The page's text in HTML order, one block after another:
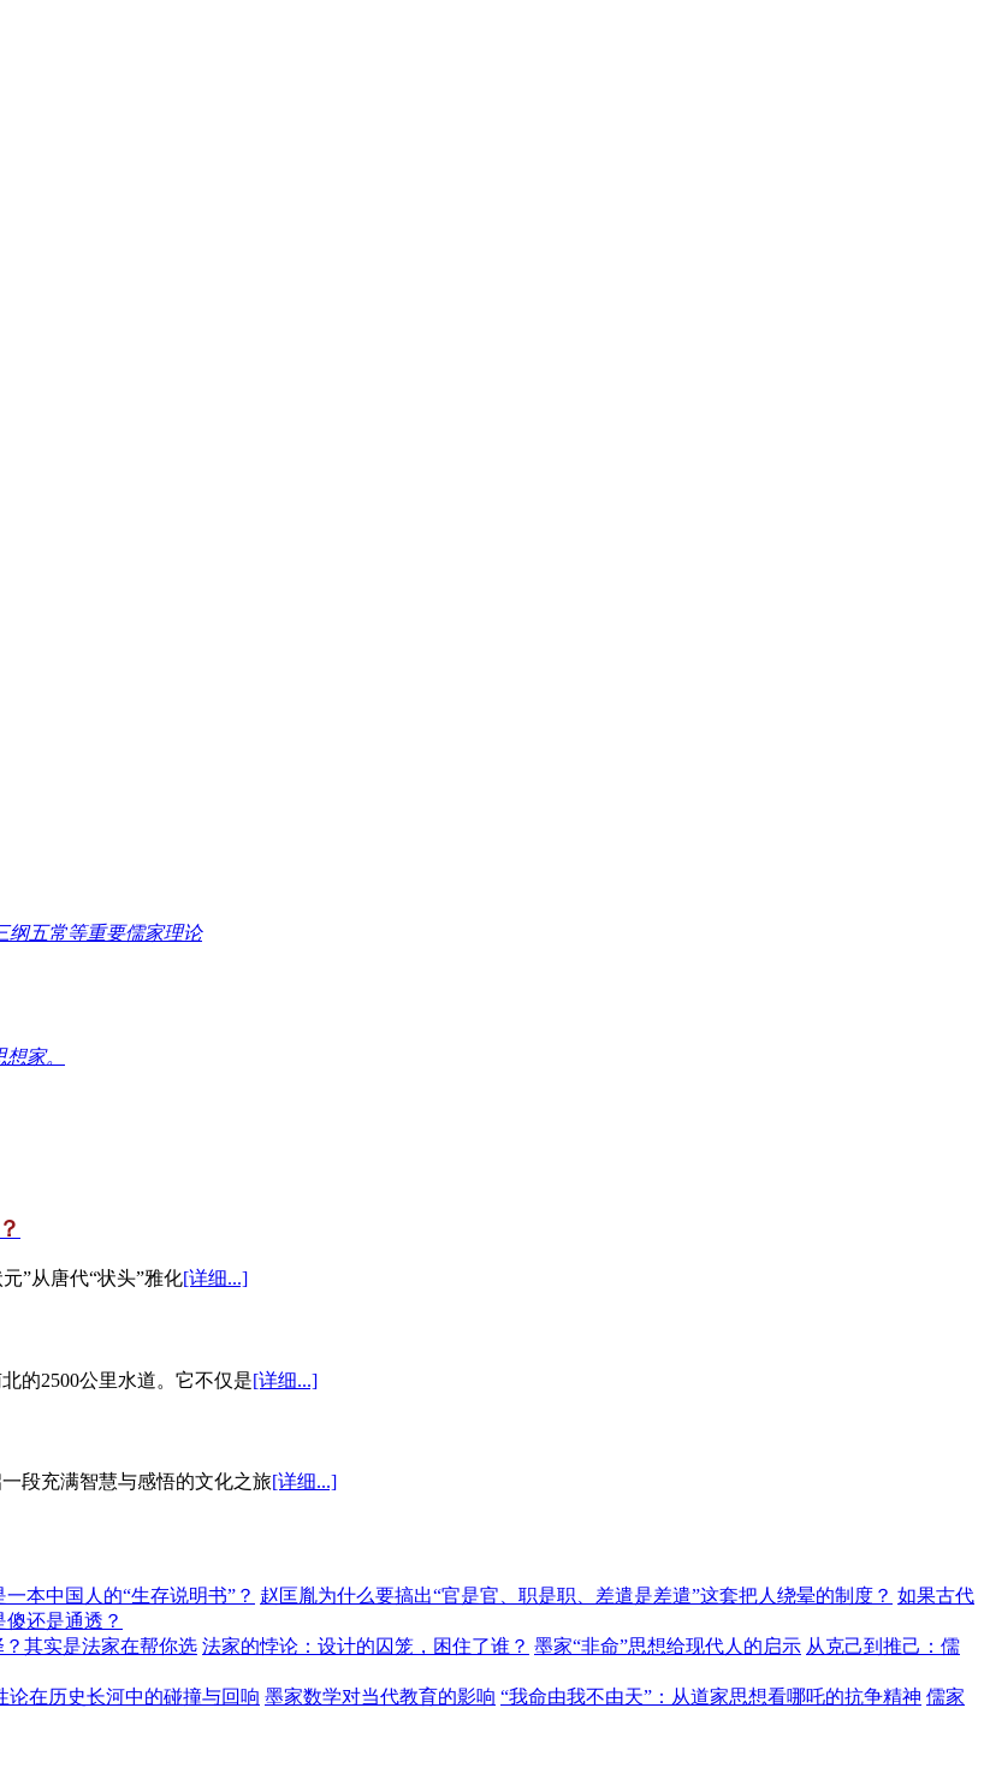
纲五常等重要儒家理论
家。
”从唐代“状头”雅化[详细...]
的2500公里水道。它不仅是[详细...]
段充满智慧与感悟的文化之旅[详细...]
本中国人的“生存说明书”？ 赵匡胤为什么要搞出“官是官、职是职、差遣是差遣”这套把人绕晕的制度？ 如果古代
还是通透？
其实是法家在帮你选 法家的悖论：设计的囚笼，困住了谁？ 墨家“非命”思想给现代人的启示 从克己到推己：儒
论在历史长河中的碰撞与回响 墨家数学对当代教育的影响 “我命由我不由天”：从道家思想看哪吒的抗争精神 儒家